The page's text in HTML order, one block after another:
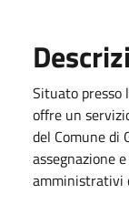
Situato presso
offre un
del Comune di
assegnazione
amministrativi